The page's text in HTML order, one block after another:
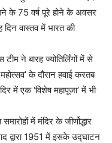
के 75 वर्ष पूरे होने के अवसर
वास्तव में भारत की
टीम ने बारह ज्योतिर्लिंगों में से
के दौरान हवाई करतब
में एक ‘विशेष महापूजा’ में भी
में मंदिर के जीर्णोद्धार
द्वारा 1951 में इसके उद्घाटन